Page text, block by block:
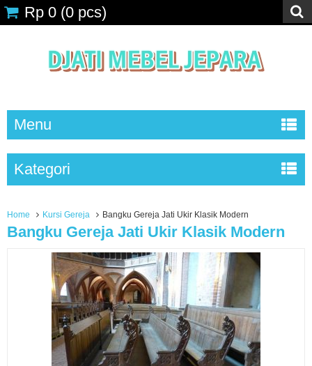
Rp 0 (0 pcs)
Menu
Kategori
Home Kursi Gereja Bangku Gereja Jati Ukir Klasik Modern
Bangku Gereja Jati Ukir Klasik Modern